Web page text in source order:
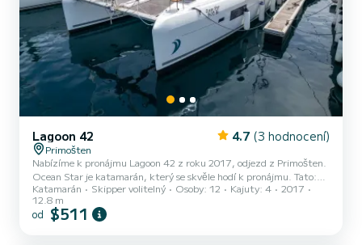
Lagoon 42 4.7 (3 hodnocení)
Primošten
Nabízíme k pronájmu Lagoon 42 z roku 2017, odjezd z Primošten.
Ocean Star je katamarán, který se skvěle hodí k pronájmu. Tato:
boat_type je velmi snadno manévrovatelná a hodí se na plavbu
trvající jeden týden či déle. katamarán měří 13 m. Je určena na
okružní turistické plavby. Počet osob, které můžete vzít s sebou na
Katamarán Skipper volitelný Osoby: 12 Kajuty: 4
2017
12.8 m
od $511